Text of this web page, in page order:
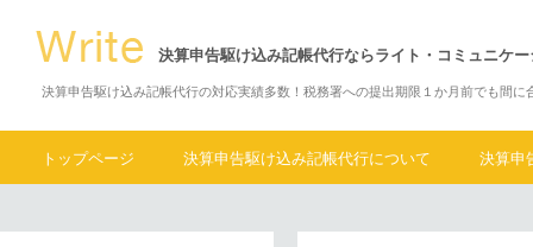
決算申告駆け込み記帳代行ならライト・コミュニケ
決算申告駆け込み記帳代行の対応実績多数！税務署への提出期限１か月前でも間に
トップページ 決算申告駆け込み記帳代行について 決算申